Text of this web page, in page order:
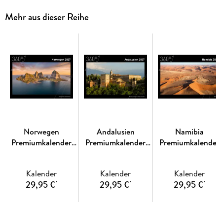
Mehr aus dieser Reihe
Norwegen
Premiumkalender
Kalender
29,95 €*
Andalusien
Premiumkalender
Kalender
29,95 €*
Namibia
Premiumkalender
Kalender
29,95 €*